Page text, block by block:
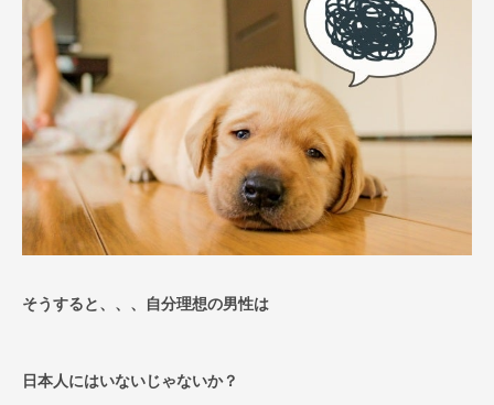
そうすると、、、自分理想の男性は
日本人にはいないじゃないか？